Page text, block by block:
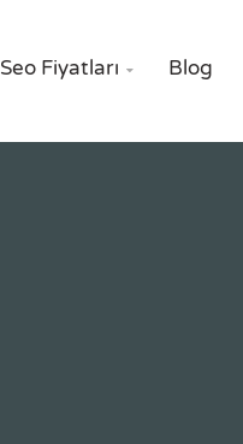
Seo Fiyatları  Blog